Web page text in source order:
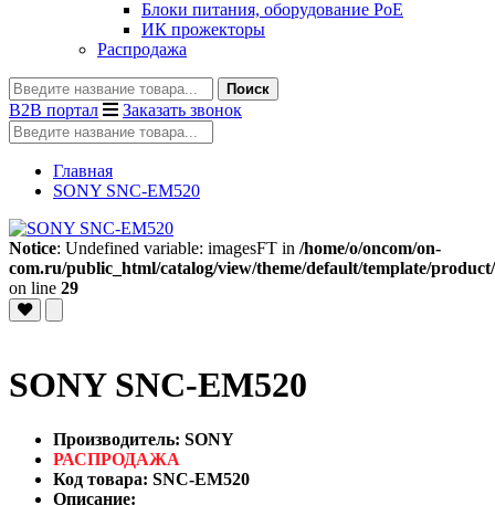
Блоки питания, оборудование PoE
ИК прожекторы
Распродажа
Поиск
B2B портал Заказать звонок
Главная
SONY SNC-EM520
Notice: Undefined variable: imagesFT in /home/o/oncom/on-
com.ru/public_html/catalog/view/theme/default/template/
on line 29
SONY SNC-EM520
Производитель: SONY
РАСПРОДАЖА
Код товара: SNC-EM520
Описание: